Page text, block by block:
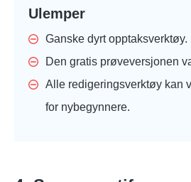
Ulemper
Ganske dyrt opptaksverktøy.
Den gratis prøveversjonen
Alle redigeringsverktøy kan
for nybegynnere.